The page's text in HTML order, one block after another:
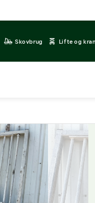
Skovbrug Lifte og